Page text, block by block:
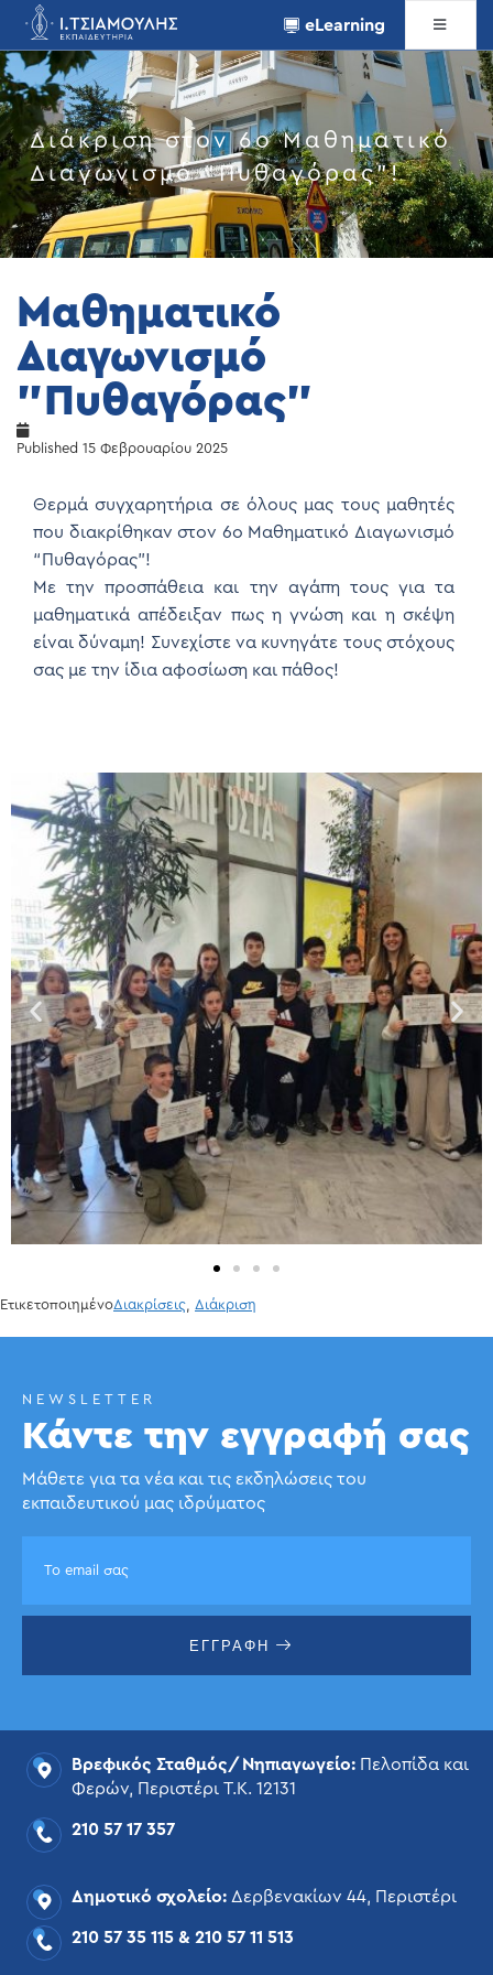
eLearning
Διάκριση στον 6ο Μαθηματικό
Διαγωνισμό “Πυθαγόρας”!
Μαθηματικό
Διαγωνισμό
"Πυθαγόρας"
Published 15 Φεβρουαρίου 2025
Θερμά συγχαρητήρια σε όλους μας τους μαθητές
που διακρίθηκαν στον 6ο Μαθηματικό Διαγωνισμό
“Πυθαγόρας”!
Με την προσπάθεια και την αγάπη τους για τα
μαθηματικά απέδειξαν πως η γνώση και η σκέψη
είναι δύναμη! Συνεχίστε να κυνηγάτε τους στόχους
σας με την ίδια αφοσίωση και πάθος!
ΕτικετοποιημένοΔιακρίσεις Διάκριση
NEWSLETTER
Κάντε την εγγραφή σας
Μάθετε για τα νέα και τις εκδηλώσεις του
εκπαιδευτικού μας ιδρύματος
ΕΓΓΡΑΦΗ
Βρεφικός Σταθμός/Νηπιαγωγείο: Πελοπίδα και
Φερών, Περιστέρι Τ.Κ. 12131
210 57 17 357
Δημοτικό σχολείο: Δερβενακίων 44, Περιστέρι
210 57 35 115 &210 57 11 513